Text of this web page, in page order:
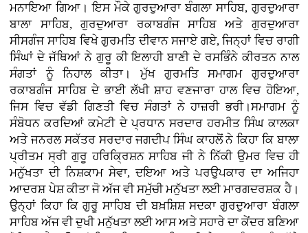
ਮਨਾਇਆ ਗਿਆ। ਇਸ ਮੌਕੇ ਗੁਰਦੁਆਰਾ ਬੰਗਲਾ ਸਾਹਿਬ, ਗੁਰਦੁਆਰਾ
ਬਾਲਾ ਸਾਹਿਬ, ਗੁਰਦੁਆਰਾ ਰਕਾਬਗੰਜ ਸਾਹਿਬ ਅਤੇ ਗੁਰਦੁਆਰਾ
ਸੀਸਗੰਜ ਸਾਹਿਬ ਵਿਖੇ ਗੁਰਮਤਿ ਦੀਵਾਨ ਸਜਾਏ ਗਏ, ਜਿਨ੍ਹਾਂ ਵਿਚ ਰਾਗੀ
ਸਿੰਘਾਂ ਦੇ ਜੱਥਿਆਂ ਨੇ ਗੁਰੂ ਕੀ ਇਲਾਹੀ ਬਾਣੀ ਦੇ ਰਸਭਿੰਨੇ ਕੀਰਤਨ ਨਾਲ
ਸੰਗਤਾਂ ਨੂੰ ਨਿਹਾਲ ਕੀਤਾ। ਮੁੱਖ ਗੁਰਮਤਿ ਸਮਾਗਮ ਗੁਰਦੁਆਰਾ
ਰਕਾਬਗੰਜ ਸਾਹਿਬ ਦੇ ਭਾਈ ਲੱਖੀ ਸ਼ਾਹ ਵਣਜਾਰਾ ਹਾਲ ਵਿਚ ਹੋਇਆ,
ਜਿਸ ਵਿਚ ਵੱਡੀ ਗਿਣਤੀ ਵਿਚ ਸੰਗਤਾਂ ਨੇ ਹਾਜ਼ਰੀ ਭਰੀ।ਸਮਾਗਮ ਨੂੰ
ਸੰਬੋਧਨ ਕਰਦਿਆਂ ਕਮੇਟੀ ਦੇ ਪ੍ਰਧਾਨ ਸਰਦਾਰ ਹਰਮੀਤ ਸਿੰਘ ਕਾਲਕਾ
ਅਤੇ ਜਨਰਲ ਸਕੱਤਰ ਸਰਦਾਰ ਜਗਦੀਪ ਸਿੰਘ ਕਾਹਲੋਂ ਨੇ ਕਿਹਾ ਕਿ ਬਾਲਾ
ਪ੍ਰੀਤਮ ਸ੍ਰੀ ਗੁਰੂ ਹਰਿਕ੍ਰਿਸ਼ਨ ਸਾਹਿਬ ਜੀ ਨੇ ਨਿੱਕੀ ਉਮਰ ਵਿਚ ਹੀ
ਮਨੁੱਖਤਾ ਦੀ ਨਿਸ਼ਕਾਮ ਸੇਵਾ, ਦਇਆ ਅਤੇ ਪਰਉਪਕਾਰ ਦਾ ਅਜਿਹਾ
ਆਦਰਸ਼ ਪੇਸ਼ ਕੀਤਾ ਜੋ ਅੱਜ ਵੀ ਸਮੁੱਚੀ ਮਨੁੱਖਤਾ ਲਈ ਮਾਰਗਦਰਸ਼ਕ ਹੈ।
ਉਨ੍ਹਾਂ ਕਿਹਾ ਕਿ ਗੁਰੂ ਸਾਹਿਬ ਦੀ ਬਖ਼ਸ਼ਿਸ਼ ਸਦਕਾ ਗੁਰਦੁਆਰਾ ਬੰਗਲਾ
ਸਾਹਿਬ ਅੱਜ ਵੀ ਦੁਖੀ ਮਨੁੱਖਤਾ ਲਈ ਆਸ ਅਤੇ ਸਹਾਰੇ ਦਾ ਕੇਂਦਰ ਬਣਿਆ